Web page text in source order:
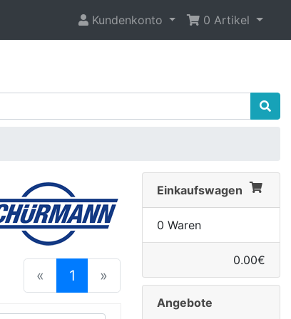
Kundenkonto 0 Artikel
« 1 (current)
»
Einkaufswagen
0 Waren
0.00€
Angebote